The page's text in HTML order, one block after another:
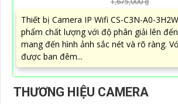
Thiết bị Camera IP Wifi CS-C3N-A0-
phẩm chất lượng với độ phân giải lên
mang đến hình ảnh sắc nét và rõ ràng.
được ban đêm...
THƯƠNG HIỆU CAMERA